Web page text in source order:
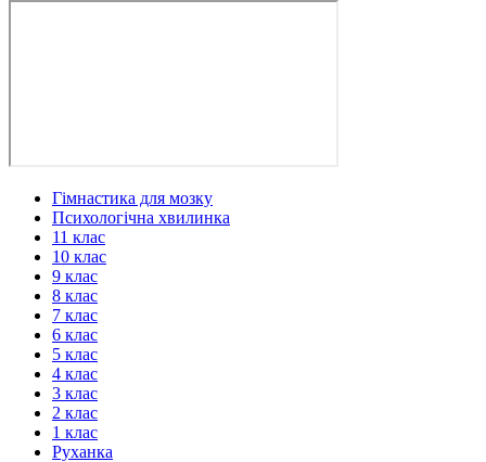
Гімнастика для мозку
Психологічна хвилинка
11 клас
10 клас
9 клас
8 клас
7 клас
6 клас
5 клас
4 клас
3 клас
2 клас
1 клас
Руханка